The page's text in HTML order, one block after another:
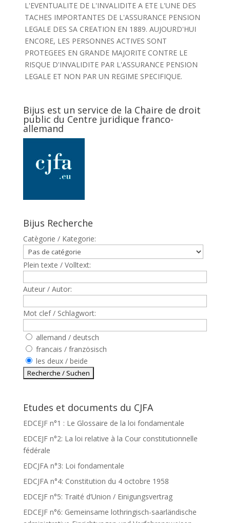
L'EVENTUALITE DE L'INVALIDITE A ETE L'UNE DES
TACHES IMPORTANTES DE L'ASSURANCE PENSION
LEGALE DES SA CREATION EN 1889. AUJOURD'HUI
ENCORE, LES PERSONNES ACTIVES SONT
PROTEGEES EN GRANDE MAJORITE CONTRE LE
RISQUE D'INVALIDITE PAR L'ASSURANCE PENSION
LEGALE ET NON PAR UN REGIME SPECIFIQUE.
Bijus est un service de la Chaire de droit
public du Centre juridique franco-
allemand
Bijus Recherche
Catègorie / Kategorie:
Plein texte / Volltext:
Auteur / Autor:
Mot clef / Schlagwort:
allemand / deutsch
francais / französisch
les deux / beide
Etudes et documents du CJFA
EDCEJF n°1 : Le Glossaire de la loi fondamentale
EDCEJF n°2: La loi relative à la Cour constitutionnelle
fédérale
EDCJFA n°3: Loi fondamentale
EDCJFA n°4: Constitution du 4 octobre 1958
EDCEJF n°5: Traité d’Union / Einigungsvertrag
EDCEJF n°6: Gemeinsame lothringisch-saarländische